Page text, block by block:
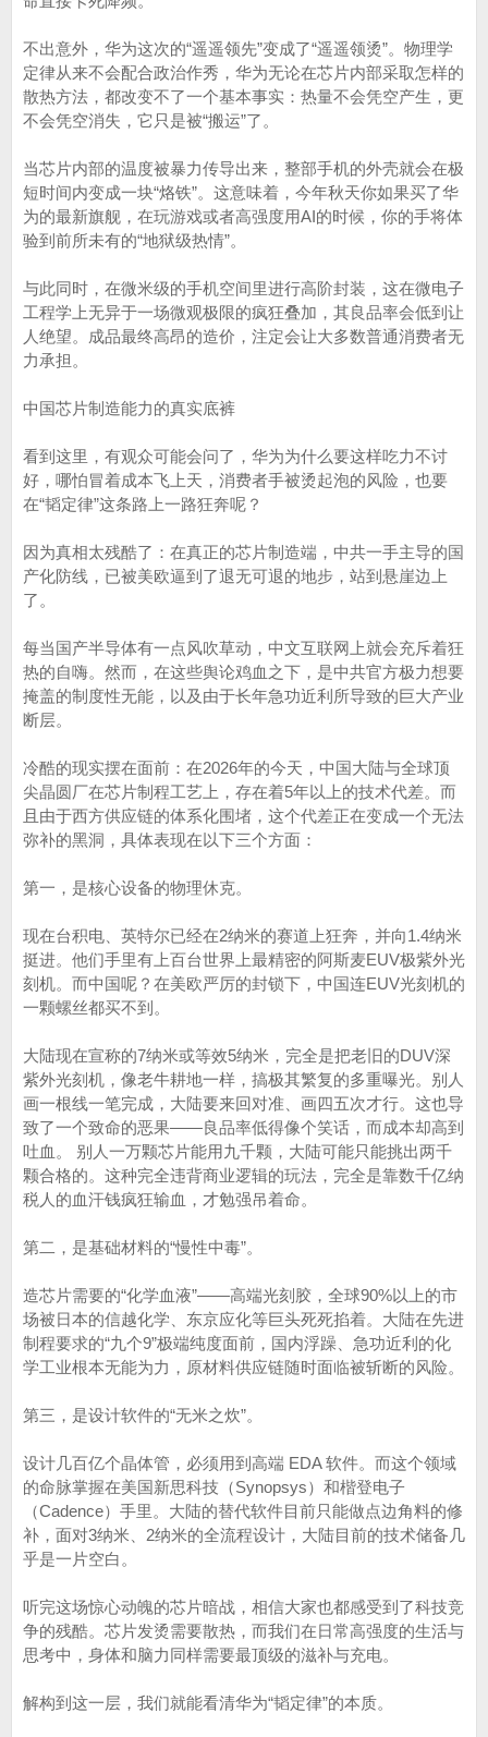
不出意外，华为这次的“遥遥领先”变成了“遥遥领烫”。物理学
定律从来不会配合政治作秀，华为无论在芯片内部采取怎样的
散热方法，都改变不了一个基本事实：热量不会凭空产生，更
不会凭空消失，它只是被“搬运”了。
当芯片内部的温度被暴力传导出来，整部手机的外壳就会在极
短时间内变成一块“烙铁”。这意味着，今年秋天你如果买了华
为的最新旗舰，在玩游戏或者高强度用AI的时候，你的手将体
验到前所未有的“地狱级热情”。
与此同时，在微米级的手机空间里进行高阶封装，这在微电子
工程学上无异于一场微观极限的疯狂叠加，其良品率会低到让
人绝望。成品最终高昂的造价，注定会让大多数普通消费者无
力承担。
中国芯片制造能力的真实底裤
看到这里，有观众可能会问了，华为为什么要这样吃力不讨
好，哪怕冒着成本飞上天，消费者手被烫起泡的风险，也要
在“韬定律”这条路上一路狂奔呢？
因为真相太残酷了：在真正的芯片制造端，中共一手主导的国
产化防线，已被美欧逼到了退无可退的地步，站到悬崖边上
了。
每当国产半导体有一点风吹草动，中文互联网上就会充斥着狂
热的自嗨。然而，在这些舆论鸡血之下，是中共官方极力想要
掩盖的制度性无能，以及由于长年急功近利所导致的巨大产业
断层。
冷酷的现实摆在面前：在2026年的今天，中国大陆与全球顶
尖晶圆厂在芯片制程工艺上，存在着5年以上的技术代差。而
且由于西方供应链的体系化围堵，这个代差正在变成一个无法
弥补的黑洞，具体表现在以下三个方面：
第一，是核心设备的物理休克。
现在台积电、英特尔已经在2纳米的赛道上狂奔，并向1.4纳米
挺进。他们手里有上百台世界上最精密的阿斯麦EUV极紫外光
刻机。而中国呢？在美欧严厉的封锁下，中国连EUV光刻机的
一颗螺丝都买不到。
大陆现在宣称的7纳米或等效5纳米，完全是把老旧的DUV深
紫外光刻机，像老牛耕地一样，搞极其繁复的多重曝光。别人
画一根线一笔完成，大陆要来回对准、画四五次才行。这也导
致了一个致命的恶果——良品率低得像个笑话，而成本却高到
吐血。 别人一万颗芯片能用九千颗，大陆可能只能挑出两千
颗合格的。这种完全违背商业逻辑的玩法，完全是靠数千亿纳
税人的血汗钱疯狂输血，才勉强吊着命。
第二，是基础材料的“慢性中毒”。
造芯片需要的“化学血液”——高端光刻胶，全球90%以上的市
场被日本的信越化学、东京应化等巨头死死掐着。大陆在先进
制程要求的“九个9”极端纯度面前，国内浮躁、急功近利的化
学工业根本无能为力，原材料供应链随时面临被斩断的风险。
第三，是设计软件的“无米之炊”。
设计几百亿个晶体管，必须用到高端 EDA 软件。而这个领域
的命脉掌握在美国新思科技（Synopsys）和楷登电子
（Cadence）手里。大陆的替代软件目前只能做点边角料的修
补，面对3纳米、2纳米的全流程设计，大陆目前的技术储备几
乎是一片空白。
听完这场惊心动魄的芯片暗战，相信大家也都感受到了科技竞
争的残酷。芯片发烫需要散热，而我们在日常高强度的生活与
思考中，身体和脑力同样需要最顶级的滋补与充电。
解构到这一层，我们就能看清华为“韬定律”的本质。